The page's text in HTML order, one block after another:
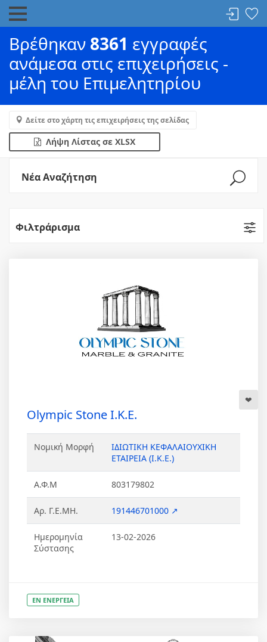
Βρέθηκαν 8361 εγγραφές
ανάμεσα στις επιχειρήσεις -
μέλη του Επιμελητηρίου
Δείτε στο χάρτη τις επιχειρήσεις της σελίδας
Λήψη Λίστας σε XLSX
Νέα Αναζήτηση
Φιλτράρισμα
Olympic Stone Ι.Κ.Ε.
Νομική Μορφή
ΙΔΙΩΤΙΚΗ ΚΕΦΑΛΑΙΟΥΧΙΚΗ
ΕΤΑΙΡΕΙΑ (Ι.Κ.Ε.)
Α.Φ.Μ 803179802
Αρ. Γ.Ε.ΜΗ. 191446701000 ↗
Ημερομηνία
Σύστασης
13-02-2026
ΕΝ ΕΝΕΡΓΕΙΑ